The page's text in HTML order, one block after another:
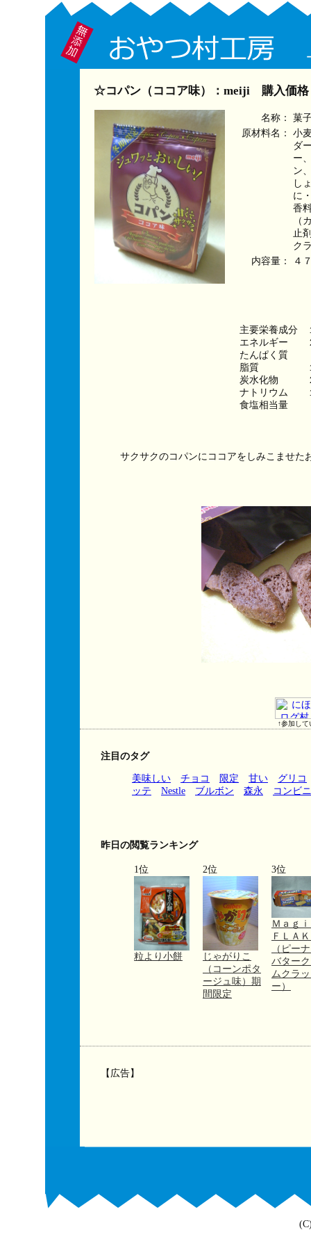
☆コパン（ココア味）：meiji 購入価
名称：
菓
原材料名：
小
ダ
ー
ン
し
に
香
（
止
ク
内容量：
４
主要栄養成分
エネルギー　
たんぱく質　　
脂質　　　　　
炭水化物　　　
ナトリウム　　
食塩相当量　　
サクサクのコパンにココアをしみこませた
↑参加して
注目のタグ
美味しい チョコ 限定 甘い
グリコ
ッテ
Nestle ブルボン 森永 コンビニ
昨日の閲覧ランキング
1位
粒より小餅
2位
じゃがりこ
（コーンポタ
ージュ味）期
間限定
3位
Ｍａｇ
ＦＬＡ
（ピー
バター
ムクラ
ー）
【広告】